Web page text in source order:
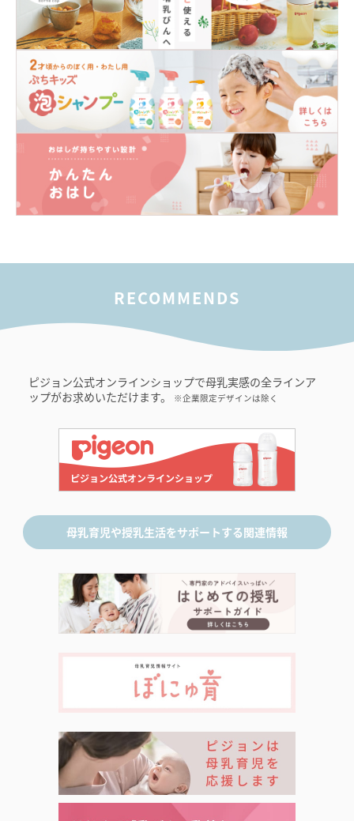
RECOMMENDS
ピジョン公式オンラインショップで母乳実感の全ラインア
ップがお求めいただけます。
※企業限定デザインは除く
母乳育児や授乳生活をサポートする関連情報